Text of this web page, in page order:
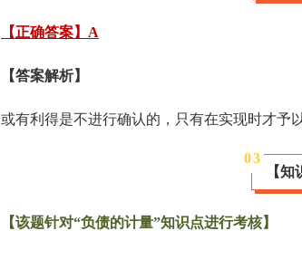
【正确答案】A
【答案解析】
或有利得是不进行确认的，只有在实现时才予
03
【知
【该题针对“负债的计量”知识点进行考核】